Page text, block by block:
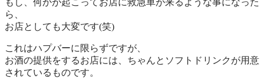
ら、
お店としても大変です(笑)
これはハプバーに限らずですが、
お酒の提供をするお店には、ちゃんとソフトドリンクが用意
されているものです。